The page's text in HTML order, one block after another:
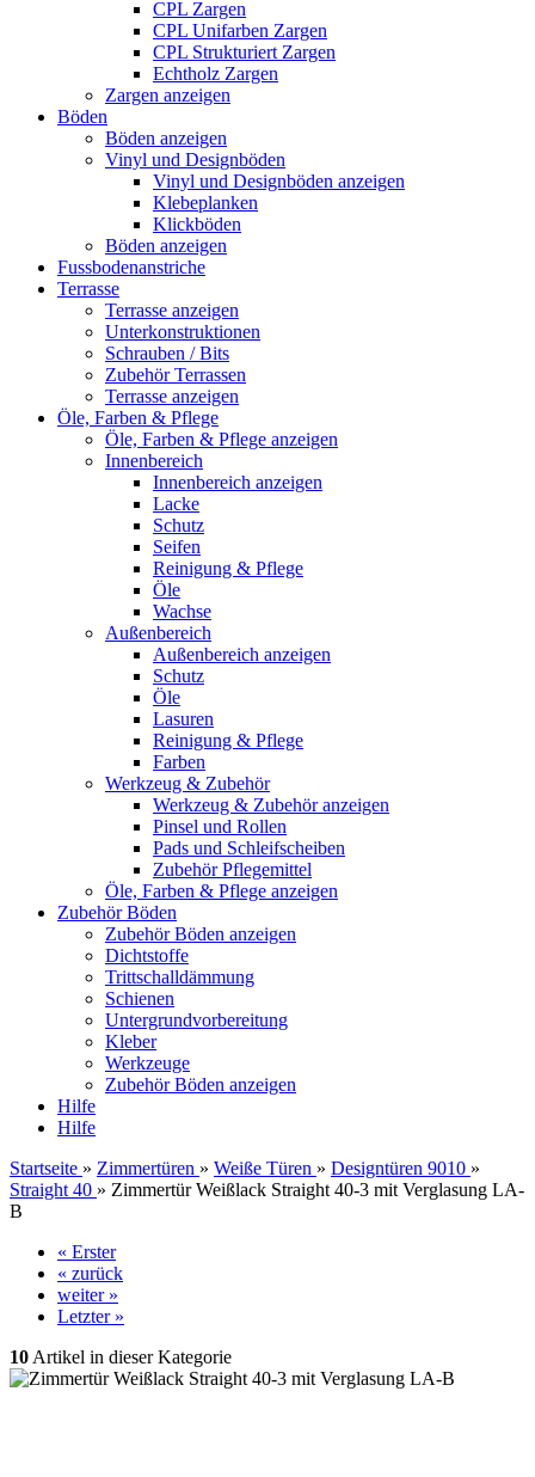
CPL Zargen
CPL Unifarben Zargen
CPL Strukturiert Zargen
Echtholz Zargen
Zargen anzeigen
Böden
Böden anzeigen
Vinyl und Designböden
Vinyl und Designböden anzeigen
Klebeplanken
Klickböden
Böden anzeigen
Fussbodenanstriche
Terrasse
Terrasse anzeigen
Unterkonstruktionen
Schrauben / Bits
Zubehör Terrassen
Terrasse anzeigen
Öle, Farben & Pflege
Öle, Farben & Pflege anzeigen
Innenbereich
Innenbereich anzeigen
Lacke
Schutz
Seifen
Reinigung & Pflege
Öle
Wachse
Außenbereich
Außenbereich anzeigen
Schutz
Öle
Lasuren
Reinigung & Pflege
Farben
Werkzeug & Zubehör
Werkzeug & Zubehör anzeigen
Pinsel und Rollen
Pads und Schleifscheiben
Zubehör Pflegemittel
Öle, Farben & Pflege anzeigen
Zubehör Böden
Zubehör Böden anzeigen
Dichtstoffe
Trittschalldämmung
Schienen
Untergrundvorbereitung
Kleber
Werkzeuge
Zubehör Böden anzeigen
Hilfe
Hilfe
Startseite » Zimmertüren » Weiße Türen » Designtüren 9010 »
Straight 40 » Zimmertür Weißlack Straight 40-3 mit Verglasung LA-
B
« Erster
« zurück
weiter »
Letzter »
10 Artikel in dieser Kategorie